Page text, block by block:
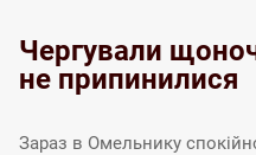
Чергували
не припинилися
Зараз в Омельнику